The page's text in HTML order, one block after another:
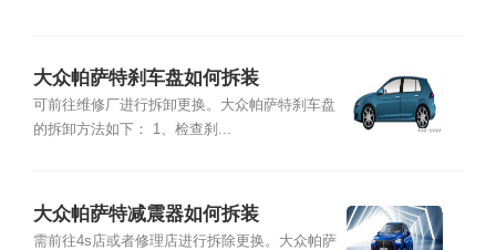
大众帕萨特刹车盘如何拆装
可前往维修厂进行拆卸更换。大众帕萨特刹车盘
的拆卸方法如下： 1、检查刹...
大众帕萨特减震器如何拆装
需前往4s店或者修理店进行拆除更换。大众帕萨